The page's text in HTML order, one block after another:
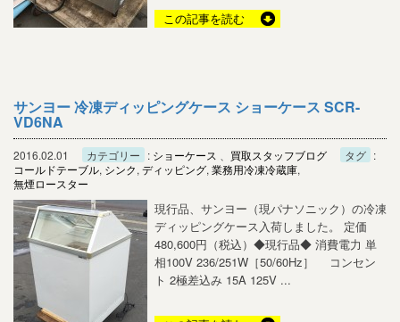
この記事を読む
サンヨー 冷凍ディッピングケース ショーケース SCR-
VD6NA
2016.02.01 カテゴリー : ショーケース 買取スタッフブログ タグ :
コールドテーブル, シンク, ディッピング, 業務用冷凍冷蔵庫,
無煙ロースター
現行品、サンヨー（現パナソニック）の冷凍
ディッピングケース入荷しました。 定価
480,600円（税込）◆現行品◆ 消費電力 単
相100V 236/251W［50/60Hz］ コンセン
ト 2極差込み 15A 125V ...